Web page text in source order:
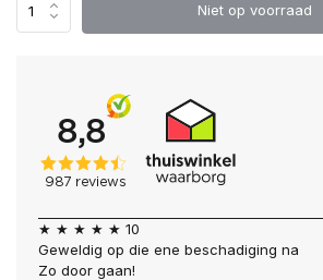
Niet op voorraad
★ ★ ★ ★ ★ 10
Geweldig op die ene beschadiging na
Zo door gaan!